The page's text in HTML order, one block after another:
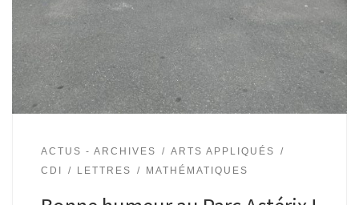
ACTUS - ARCHIVES
ARTS APPLIQUÉS
CDI
LETTRES MATHÉMATIQUES